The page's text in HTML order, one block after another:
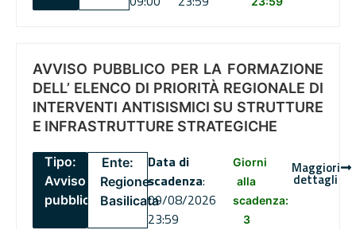
AVVISO PUBBLICO PER LA FORMAZIONE
DELL’ ELENCO DI PRIORITÀ REGIONALE DI
INTERVENTI ANTISISMICI SU STRUTTURE
E INFRASTRUTTURE STRATEGICHE
Tipo:
Avviso
pubblico
Ente:
Regione
Basilicata
Data di
scadenza:
09/08/2026
23:59
Giorni
alla
scadenza:
3
Maggiori
dettagli